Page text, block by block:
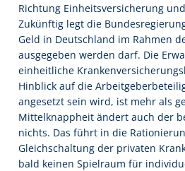
Richtung Einheitsversicherung
Zukünftig legt die
Geld in Deutschland im Rahmen
ausgegeben werden darf. Die
einheitliche
Hinblick auf die
angesetzt sein wird, ist mehr als
Mittelknappheit ändert auch der
nichts. Das führt in die
Gleichschaltung der privaten
bald keinen Spielraum für